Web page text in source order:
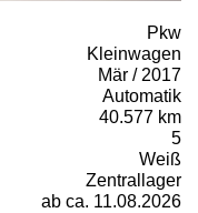
Pkw
Kleinwagen
Mär / 2017
Automatik
40.577 km
5
Weiß
Zentrallager
ab ca. 11.08.2026